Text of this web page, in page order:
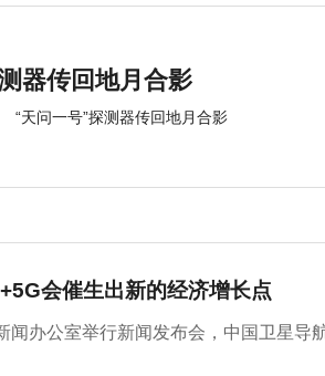
器传回地月合影
“天问一号”探测器传回地月合影
会催生出新的经济增长点
闻办公室举行新闻发布会，中国卫星导